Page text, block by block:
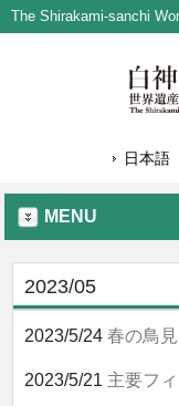
The Shirakami-sanchi
日本語
MENU
2023/05
2023/5/24 春の鳥
2023/5/21 主要フ